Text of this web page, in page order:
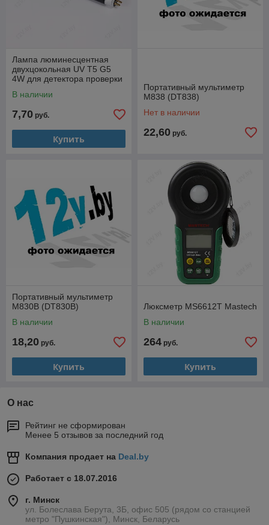
Лампа люминесцентная
двухцокольная UV T5 G5
4W для детектора проверки
В наличии
7,70 руб.
Купить
Портативный мультиметр
M838 (DT838)
Нет в наличии
22,60 руб.
Портативный мультиметр
M830B (DT830B)
В наличии
18,20 руб.
Купить
Люксметр MS6612T Mastech
В наличии
264 руб.
Купить
О нас
Рейтинг не сформирован
Менее 5 отзывов за последний год
Компания продает на Deal.by
Работает с 18.07.2016
г. Минск
ул. Болеслава Берута, 3Б, офис 505 (рядом со станцией
метро "Пушкинская"), Минск, Беларусь